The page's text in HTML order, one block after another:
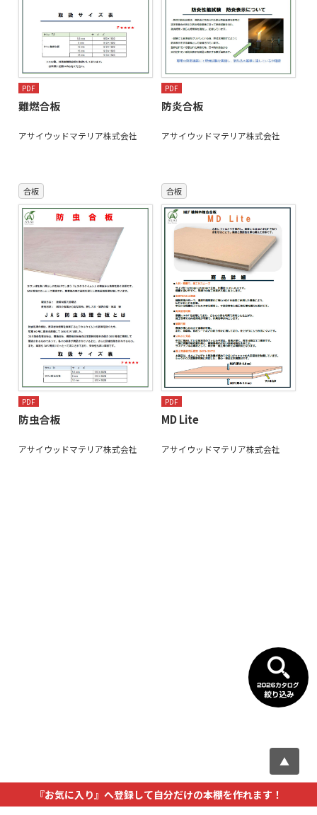
▲
PDF
難燃合板
アサイウッドマテリア株式会社
PDF
防炎合板
アサイウッドマテリア株式会社
合板
PDF
防虫合板
アサイウッドマテリア株式会社
合板
PDF
MD Lite
アサイウッドマテリア株式会社
『お気に入り』へ登録して自分だけの本棚を作れます！